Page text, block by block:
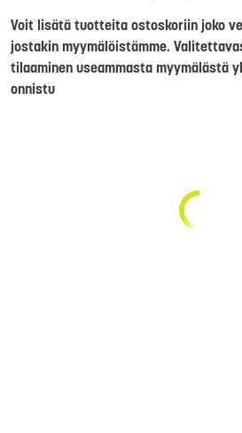
Voit lisätä tuotteita ostoskoriin joko
jostakin myymälöistämme.
tilaaminen useammasta myymälästä
onnistu